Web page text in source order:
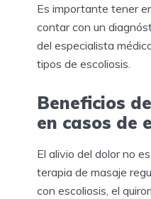
Es importante tener
contar con un
del especialista
tipos de escoliosis.
Beneficios
en casos de
El alivio del dolor no
terapia de masaje
con escoliosis, el